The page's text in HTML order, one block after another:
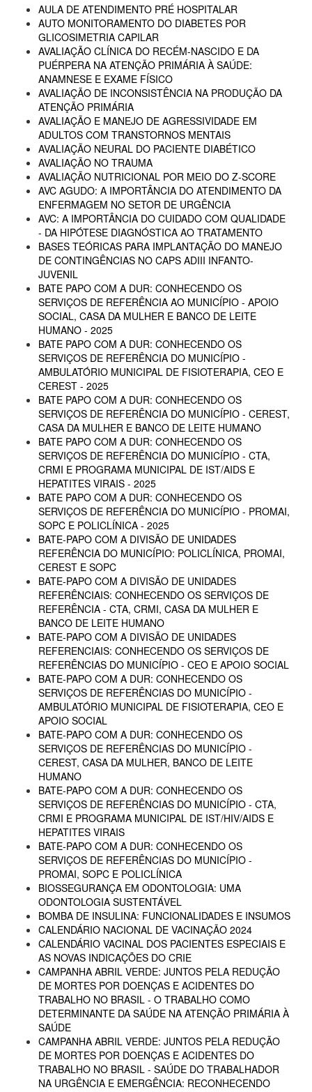
AULA DE ATENDIMENTO PRÉ HOSPITALAR
AUTO MONITORAMENTO DO DIABETES POR
GLICOSIMETRIA CAPILAR
AVALIAÇÃO CLÍNICA DO RECÉM-NASCIDO E DA
PUÉRPERA NA ATENÇÃO PRIMÁRIA À SAÚDE:
ANAMNESE E EXAME FÍSICO
AVALIAÇÃO DE INCONSISTÊNCIA NA PRODUÇÃO DA
ATENÇÃO PRIMÁRIA
AVALIAÇÃO E MANEJO DE AGRESSIVIDADE EM
ADULTOS COM TRANSTORNOS MENTAIS
AVALIAÇÃO NEURAL DO PACIENTE DIABÉTICO
AVALIAÇÃO NO TRAUMA
AVALIAÇÃO NUTRICIONAL POR MEIO DO Z-SCORE
AVC AGUDO: A IMPORTÂNCIA DO ATENDIMENTO DA
ENFERMAGEM NO SETOR DE URGÊNCIA
AVC: A IMPORTÂNCIA DO CUIDADO COM QUALIDADE
- DA HIPÓTESE DIAGNÓSTICA AO TRATAMENTO
BASES TEÓRICAS PARA IMPLANTAÇÃO DO MANEJO
DE CONTINGÊNCIAS NO CAPS ADIII INFANTO-
JUVENIL
BATE PAPO COM A DUR: CONHECENDO OS
SERVIÇOS DE REFERÊNCIA AO MUNICÍPIO - APOIO
SOCIAL, CASA DA MULHER E BANCO DE LEITE
HUMANO - 2025
BATE PAPO COM A DUR: CONHECENDO OS
SERVIÇOS DE REFERÊNCIA DO MUNICÍPIO -
AMBULATÓRIO MUNICIPAL DE FISIOTERAPIA, CEO E
CEREST - 2025
BATE PAPO COM A DUR: CONHECENDO OS
SERVIÇOS DE REFERÊNCIA DO MUNICÍPIO - CEREST,
CASA DA MULHER E BANCO DE LEITE HUMANO
BATE PAPO COM A DUR: CONHECENDO OS
SERVIÇOS DE REFERÊNCIA DO MUNICÍPIO - CTA,
CRMI E PROGRAMA MUNICIPAL DE IST/AIDS E
HEPATITES VIRAIS - 2025
BATE PAPO COM A DUR: CONHECENDO OS
SERVIÇOS DE REFERÊNCIA DO MUNICÍPIO - PROMAI,
SOPC E POLICLÍNICA - 2025
BATE-PAPO COM A DIVISÃO DE UNIDADES
REFERÊNCIA DO MUNICÍPIO: POLICLÍNICA, PROMAI,
CEREST E SOPC
BATE-PAPO COM A DIVISÃO DE UNIDADES
REFERÊNCIAIS: CONHECENDO OS SERVIÇOS DE
REFERÊNCIA - CTA, CRMI, CASA DA MULHER E
BANCO DE LEITE HUMANO
BATE-PAPO COM A DIVISÃO DE UNIDADES
REFERENCIAIS: CONHECENDO OS SERVIÇOS DE
REFERÊNCIAS DO MUNICÍPIO - CEO E APOIO SOCIAL
BATE-PAPO COM A DUR: CONHECENDO OS
SERVIÇOS DE REFERÊNCIAS DO MUNICÍPIO -
AMBULATÓRIO MUNICIPAL DE FISIOTERAPIA, CEO E
APOIO SOCIAL
BATE-PAPO COM A DUR: CONHECENDO OS
SERVIÇOS DE REFERÊNCIAS DO MUNICÍPIO -
CEREST, CASA DA MULHER, BANCO DE LEITE
HUMANO
BATE-PAPO COM A DUR: CONHECENDO OS
SERVIÇOS DE REFERÊNCIAS DO MUNICÍPIO - CTA,
CRMI E PROGRAMA MUNICIPAL DE IST/HIV/AIDS E
HEPATITES VIRAIS
BATE-PAPO COM A DUR: CONHECENDO OS
SERVIÇOS DE REFERÊNCIAS DO MUNICÍPIO -
PROMAI, SOPC E POLICLÍNICA
BIOSSEGURANÇA EM ODONTOLOGIA: UMA
ODONTOLOGIA SUSTENTÁVEL
BOMBA DE INSULINA: FUNCIONALIDADES E INSUMOS
CALENDÁRIO NACIONAL DE VACINAÇÃO 2024
CALENDÁRIO VACINAL DOS PACIENTES ESPECIAIS E
AS NOVAS INDICAÇÕES DO CRIE
CAMPANHA ABRIL VERDE: JUNTOS PELA REDUÇÃO
DE MORTES POR DOENÇAS E ACIDENTES DO
TRABALHO NO BRASIL - O TRABALHO COMO
DETERMINANTE DA SAÚDE NA ATENÇÃO PRIMÁRIA À
SAÚDE
CAMPANHA ABRIL VERDE: JUNTOS PELA REDUÇÃO
DE MORTES POR DOENÇAS E ACIDENTES DO
TRABALHO NO BRASIL - SAÚDE DO TRABALHADOR
NA URGÊNCIA E EMERGÊNCIA: RECONHECENDO